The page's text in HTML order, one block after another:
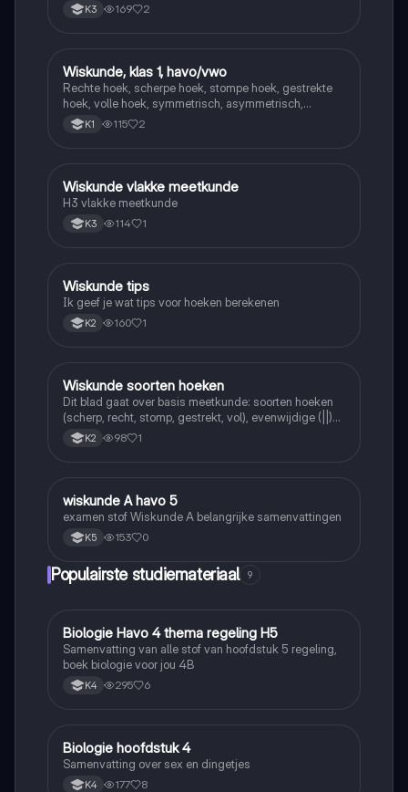
K3 169 2
Wiskunde
Wiskunde, klas 1, havo/vwo
Rechte hoek, scherpe hoek, stompe hoek, gestrekte
hoek, volle hoek, symmetrisch, asymmetrisch,
puntsymetrisch
K1 115 2
Wiskunde
Wiskunde vlakke meetkunde
H3 vlakke meetkunde
K3 114 1
Wiskunde
Wiskunde tips
Ik geef je wat tips voor hoeken berekenen
K2 160 1
Wiskunde
Wiskunde soorten hoeken
Dit blad gaat over basis meetkunde: soorten hoeken
(scherp, recht, stomp, gestrekt, vol), evenwijdige (||)
en loodrechte (⊥) lijnen, en de symbolen =, <, >.
K2 98 1
Wiskunde
wiskunde A havo 5
examen stof Wiskunde A belangrijke samenvattingen
K5 153 0
Populairste studiemateriaal 9
Biologie
Biologie Havo 4 thema regeling H5
Samenvatting van alle stof van hoofdstuk 5 regeling,
boek biologie voor jou 4B
K4 295 6
Biologie
Biologie hoofdstuk 4
Samenvatting over sex en dingetjes
K4 177 8